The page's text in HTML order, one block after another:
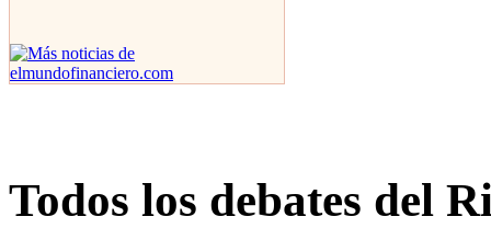
Todos los debates del